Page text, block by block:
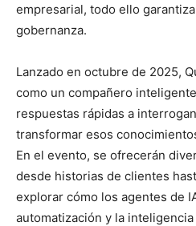
empresarial, todo ello
gobernanza.
Lanzado en octubre de 2025,
como un compañero
respuestas rápidas a
transformar esos
En el evento, se ofrecerán
desde historias de clientes
explorar cómo los agentes de
automatización y la